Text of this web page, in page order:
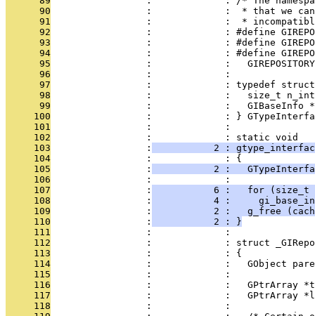
      90
:             :  * that we
      91
:             :  *
      92
:             : #define
      93
:             : #define
      94
:             : #define
      95
:             :
      96
                 :             :
      97
:             : typedef
      98
:             :   size_t
      99
:             :   GIBaseInfo
     100
:             : }
     101
                 :             :
     102
                 :             : static void
     103
                 :
2 :
     104
                 :             : {
     105
                 :
2 :
     106
                 :             :
     107
                 :
6 :   for (size_t
     108
                 :
4 :
     109
                 :
2 :   g_free
     110
                 :
           2 : }
     111
                 :             :
     112
:             : struct
     113
                 :             : {
     114
:             :   GObject
     115
                 :             :
     116
:             :   GPtrArray
     117
:             :   GPtrArray
     118
                 :             :